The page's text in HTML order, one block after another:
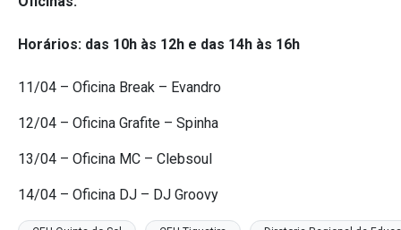
Horários: das 10h às 12h e das 14h às 16h
11/04 – Oficina Break – Evandro
12/04 – Oficina Grafite – Spinha
13/04 – Oficina MC – Clebsoul
14/04 – Oficina DJ – DJ Groovy